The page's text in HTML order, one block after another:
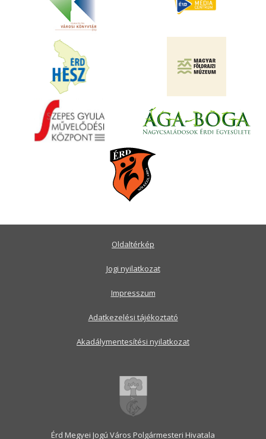
Érd Megyei Jogú Város Polgármesteri Hivatala
Oldaltérkép
Jogi nyilatkozat
Impresszum
Adatkezelési tájékoztató
Akadálymentesítési nyilatkozat